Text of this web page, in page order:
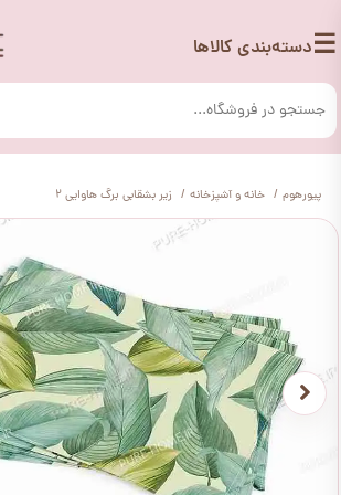
☰دسته‌بندی کالاها
پیورهوم خانه و آشپزخانه زیر بشقابی برگ هاوایی 2